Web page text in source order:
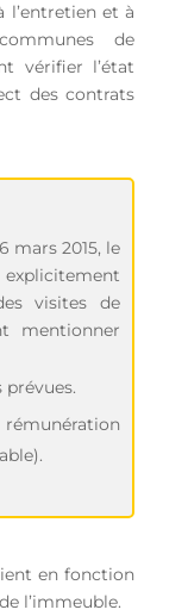
l’entretien et à
de
vérifier l’état
des contrats
mars 2015, le
visites de
mentionner
en fonction
l’immeuble.